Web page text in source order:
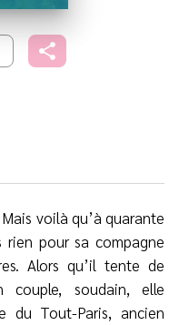
voilà qu’à quarante
pour sa compagne
Alors qu’il tente de
couple, soudain, elle
du Tout-Paris, ancien